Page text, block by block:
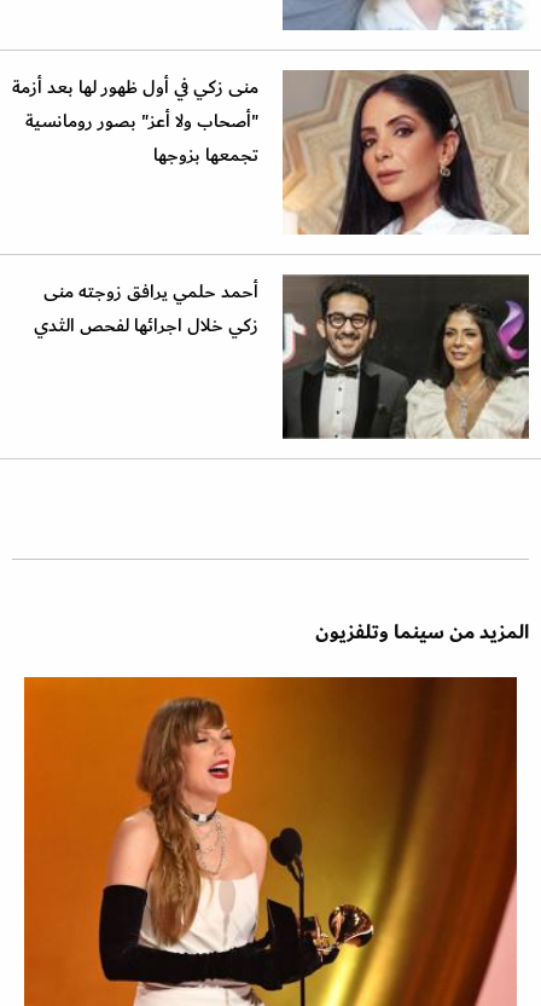
منى زكي في أول ظهور لها بعد أزمة
"أصحاب ولا أعز" بصور رومانسية
تجمعها بزوجها
أحمد حلمي يرافق زوجته منى
زكي خلال اجرائها لفحص الثدي
المزيد من سينما وتلفزيون